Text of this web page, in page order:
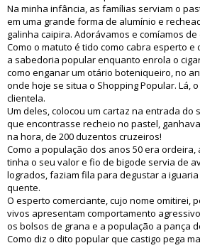
Na minha infância, as famílias serviam o
em uma grande forma de alumínio e
galinha caipira. Adorávamos e comíamos de
Como o matuto é tido como cabra esperto
a sabedoria popular enquanto enrola o
como enganar um otário boteniqueiro, no
onde hoje se situa o Shopping Popular. Lá,
clientela.
Um deles, colocou um cartaz na entrada do
que encontrasse recheio no pastel,
na hora, de 200 duzentos cruzeiros!
Como a população dos anos 50 era ordeira,
tinha o seu valor e fio de bigode servia de
logrados, faziam fila para degustar a
quente.
O esperto comerciante, cujo nome omitirei,
vivos apresentam comportamento
os bolsos de grana e a população a pança
Como diz o dito popular que castigo pega